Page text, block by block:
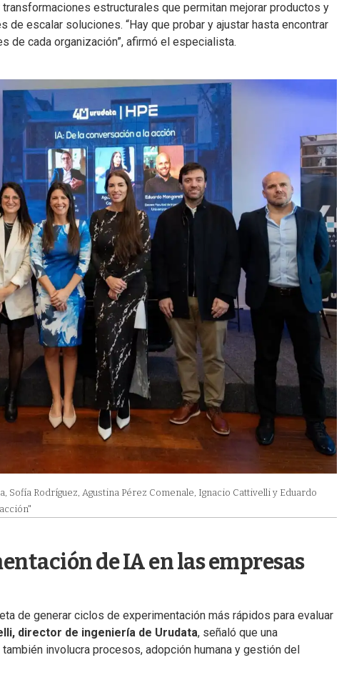
estructurales que permitan mejorar productos y
escalar soluciones. “Hay que probar y ajustar hasta encontrar
de cada organización”, afirmó el especialista.
Sofía Rodríguez, Agustina Pérez Comenale, Ignacio Cattivelli y Eduardo
de IA en las empresas
de generar ciclos de experimentación más rápidos para evaluar
director de ingeniería de Urudata, señaló que una
involucra procesos, adopción humana y gestión del